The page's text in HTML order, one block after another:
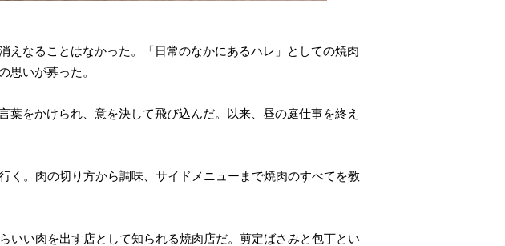
なることはなかった。「日常のなかにあるハレ」としての焼肉
思いが募った。
をかけられ、意を決して飛び込んだ。以来、昼の庭仕事を終え
く。肉の切り方から調味、サイドメニューまで焼肉のすべてを教
いい肉を出す店として知られる焼肉店だ。剪定ばさみと包丁とい